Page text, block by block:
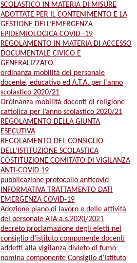
SCOLASTICO IN MATERIA DI MISURE
ADOTTATE PER IL CONTENIMENTO E LA
GESTIONE DELL’EMERGENZA
EPIDEMIOLOGICA COVID -19
REGOLAMENTO IN MATERIA DI ACCESSO
DOCUMENTALE CIVICO E
GENERALIZZATO
ordinanza mobilità del personale
docente, educativo ed A.T.A. per l’anno
scolastico 2020/21
Ordinanza mobilità docenti di religione
cattolica per l’anno scolastico 2020/21
REGOLAMENTO DELLA GIUNTA
ESECUTIVA
REGOLAMENTO DEL CONSIGLIO
DELL’ISTITUZIONE SCOLASTICA
COSTITUZIONE COMITATO DI VIGILANZA
ANTI-COVID 19
pubblicazione protocollo anticovid
INFORMATIVA TRATTAMENTO DATI
EMERGENZA COVID-19
Adozione piano di lavoro e delle attività
del personale ATA a.s.2020/2021
decreto proclamazione degli eletti nel
consiglio d’istituto componente docenti
addetti alla vigilanza divieto di fumo
nomina componente Consiglio d’Istituto